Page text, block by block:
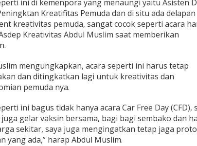
ini di kemenpora yang menaungi yaitu Asisten
Kreatifitas Pemuda dan di situ ada delapan
kreativitas pemuda, sangat cocok seperti acara
Kreativitas Abdul Muslim saat memberikan
mengungkapkan, acara seperti ini harus tetap
dan ditingkatkan lagi untuk kreativitas dan
pemuda nya.
ini bagus tidak hanya acara Car Free Day (CFD),
gelar vaksin bersama, bagi bagi sembako dan
sekitar, saya juga mengingatkan tetap jaga
yang ada,” harap Abdul Muslim.